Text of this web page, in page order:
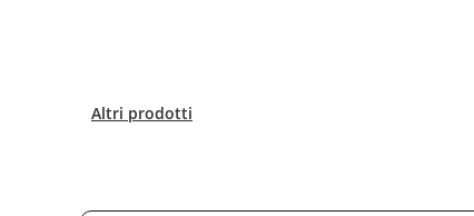
Altri prodotti